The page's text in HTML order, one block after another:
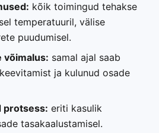
kõik toimingud tehakse
temperatuuril, välise
puudumisel.
võimalus: samal ajal saab
ja kulunud osade
protsess: eriti kasulik
tasakaalustamisel.